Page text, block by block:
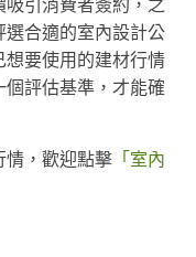
引消費者簽約，之
選合適的室內設計公
想要使用的建材行情
評估基準，才能確
情，歡迎點擊 「室內